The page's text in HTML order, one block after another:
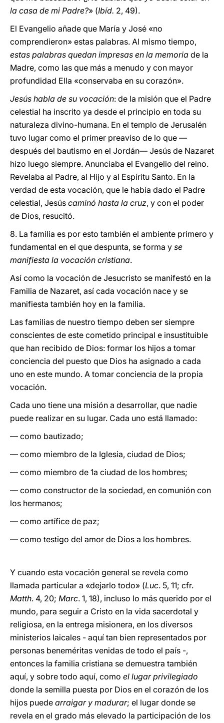
la casa de mi Padre?» (Ibíd. 2, 49).
El Evangelio añade que María y José «no
comprendieron» estas palabras. Al mismo tiempo,
estas palabras quedan impresas en la memoria de la
Madre, como las que más a menudo y con mayor
profundidad Ella «conservaba en su corazón».
Jesús habla de su vocación: de la misión que el Padre
celestial ha inscrito ya desde el principio en toda su
naturaleza divino-humana. En el templo de Jerusalén
tuvo lugar como el primer preaviso de lo que —
después del bautismo en el Jordán— Jesús de Nazaret
hizo luego siempre. Anunciaba el Evangelio del reino.
Revelaba al Padre, al Hijo y al Espíritu Santo. En la
verdad de esta vocación, que le había dado el Padre
celestial, Jesús caminó hasta la cruz, y con el poder
de Dios, resucitó.
8. La familia es por esto también el ambiente primero y
fundamental en el que despunta, se forma y se
manifiesta la vocación cristiana.
Así como la vocación de Jesucristo se manifestó en la
Familia de Nazaret, así cada vocación nace y se
manifiesta también hoy en la familia.
Las familias de nuestro tiempo deben ser siempre
conscientes de este cometido principal e insustituible
que han recibido de Dios: formar los hijos a tomar
conciencia del puesto que Dios ha asignado a cada
uno en este mundo. A tomar conciencia de la propia
vocación.
Cada uno tiene una misión a desarrollar, que nadie
puede realizar en su lugar. Cada uno está llamado:
— como bautizado;
— como miembro de la Iglesia, ciudad de Dios;
— como miembro de 1a ciudad de los hombres;
— como constructor de la sociedad, en comunión con
los hermanos;
— como artífice de paz;
— como testigo del amor de Dios a los hombres.
Y cuando esta vocación general se revela como
llamada particular a «dejarlo todo» (Luc. 5, 11; cfr.
Matth. 4, 20; Marc. 1, 18), incluso lo más querido por el
mundo, para seguir a Cristo en la vida sacerdotal y
religiosa, en la entrega misionera, en los diversos
ministerios laicales - aquí tan bien representados por
personas beneméritas venidas de todo el país -,
entonces la familia cristiana se demuestra también
aquí, y sobre todo aquí, como el lugar privilegiado
donde la semilla puesta por Dios en el corazón de los
hijos puede arraigar y madurar; el lugar donde se
revela en el grado más elevado la participación de los